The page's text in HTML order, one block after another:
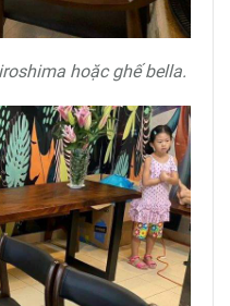
hoặc ghế bella.